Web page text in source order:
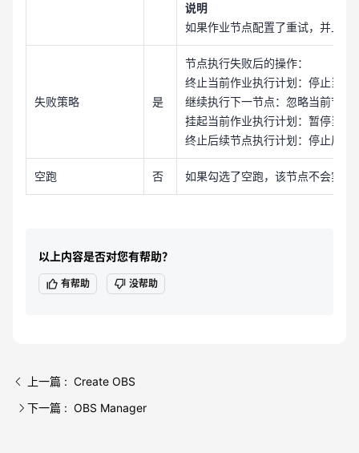
说明
如果作业节点配置了重试，并且
失败策略 是
节点执行失败后的操作：
终止当前作业执行计划：停止当前
继续执行下一节点：忽略当前节点
挂起当前作业执行计划：暂停当前
终止后续节点执行计划：停止后续
空跑 否 如果勾选了空跑，该节点不会实际
以上内容是否对您有帮助？
有帮助 没帮助
上一篇 : Create OBS
下一篇 : OBS Manager